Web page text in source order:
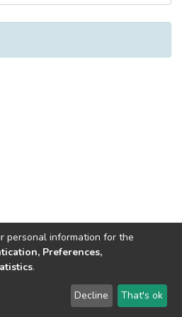
© 2002-2026 LYRASIS
Send Feedback
personal information for the
Preferences,
.
Decline That's ok